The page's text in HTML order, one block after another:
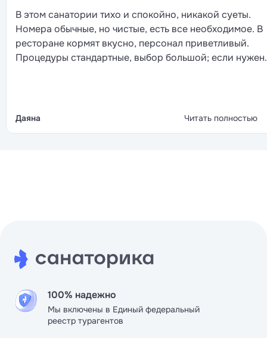
В этом санатории тихо и спокойно, никакой суеты.
Номера обычные, но чистые, есть все необходимое. В
ресторане кормят вкусно, персонал приветливый.
Процедуры стандартные, выбор большой; если нужен
выйти за пределы территории. И воздух здесь
Даяна Читать полностью
100% надежно
Мы включены в Единый федеральный
реестр турагентов